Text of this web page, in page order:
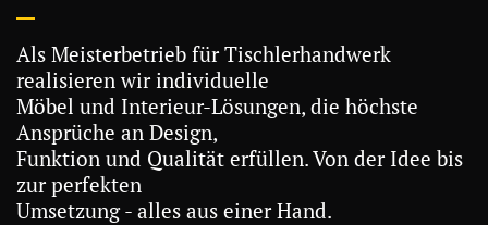
Als Meisterbetrieb für Tischlerhandwerk
realisieren wir individuelle
Möbel und Interieur-Lösungen, die höchste
Ansprüche an Design,
Funktion und Qualität erfüllen. Von der Idee bis
zur perfekten
Umsetzung - alles aus einer Hand.